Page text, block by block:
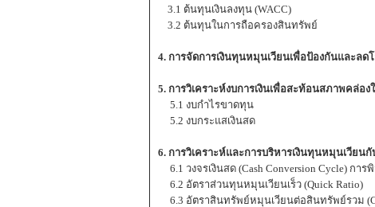
3.1 ต้นทุนเงินลงทุน (WACC)
3.2 ต้นทุนในการถือครองสินทรัพย์
4. การจัดการเงินทุนหมุนเวียนเพื่อป้องกันและล
5. การวิเคราะห์งบการเงินเพื่อสะท้อนสภาพคล่อง
5.1 งบกำไรขาดทุน
5.2 งบกระแสเงินสด
6. การวิเคราะห์และการบริหารเงินทุนหมุนเวียน
6.1 วงจรเงินสด (Cash Conversion Cycle) ก
6.2 อัตราส่วนทุนหมุนเวียนเร็ว (Quick Ratio)
6.3 อัตราสินทรัพย์หมุนเวียนต่อสินทรัพย์รวม